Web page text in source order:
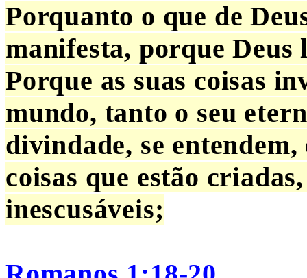
Porquanto o que de
manifesta, porque Deus
Porque as suas coisas
mundo, tanto o seu
divindade, se
coisas que estão
inescusáveis;